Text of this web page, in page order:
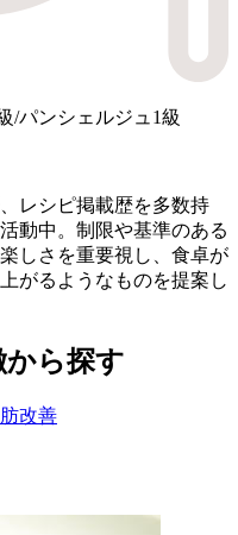
/パンシェルジュ1級
レシピ掲載歴を多数持
動中。制限や基準のある
しさを重要視し、 食卓が
がるようなものを提案し
ら探す
改善